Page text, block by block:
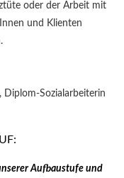
oder der Arbeit mit
und Klienten
Diplom-Sozialarbeiterin
Aufbaustufe und